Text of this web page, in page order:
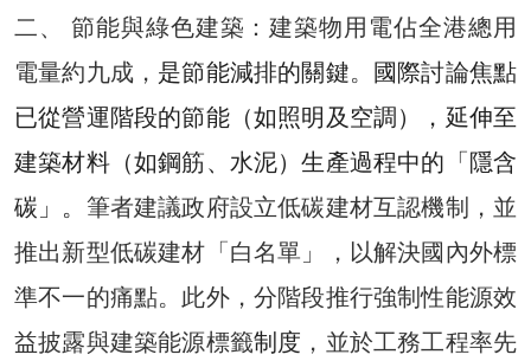
二、 節能與綠色建築：建築物用電佔全港總用
電量約九成， 是節能減排的關鍵。 國際討論焦點
已從營運階段的節能（如照明及空調），延伸至
建築材料（如鋼筋、水泥）生產過程中的「隱含
碳」。 筆者建議政府設立低碳建材互認機制，並
推出新型低碳建材「白名單」，以解決國內外標
準不一的痛點。此外，分階段推行強制性能源效
益披露與建築能源標籤制度 ，並於工務工程率先